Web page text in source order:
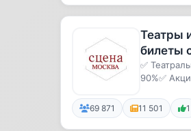
Театры
билеты
✅
90%✅
спектакли
69 871 11 501 1